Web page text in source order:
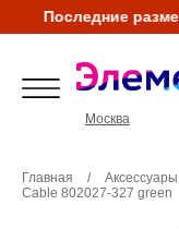
Последние
Москва
Главная / Аксессуары
Cable 802027-327 green